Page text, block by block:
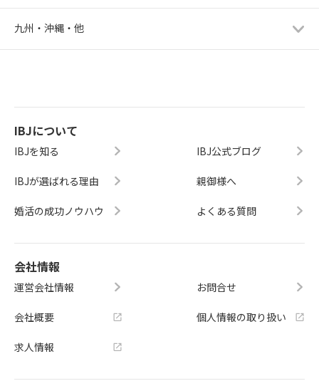
九州・沖縄・他
IBJについて
IBJを知る
IBJが選ばれる理由
婚活の成功ノウハウ
IBJ公式ブログ
親御様へ
よくある質問
会社情報
運営会社情報
会社概要
求人情報
お問合せ
個人情報の取り扱い